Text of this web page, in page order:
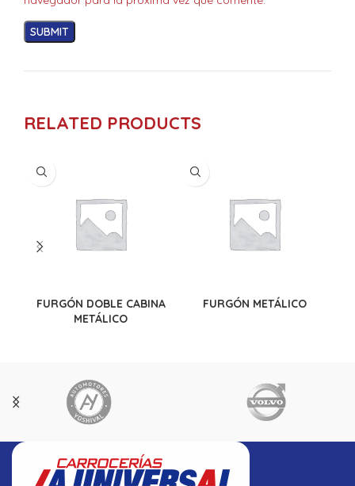
RELATED PRODUCTS
FURGÓN DOBLE CABINA
METÁLICO
FURGÓN METÁLICO